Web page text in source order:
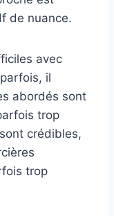
de nuance.
avec
il
abordés sont
trop
crédibles,
trop